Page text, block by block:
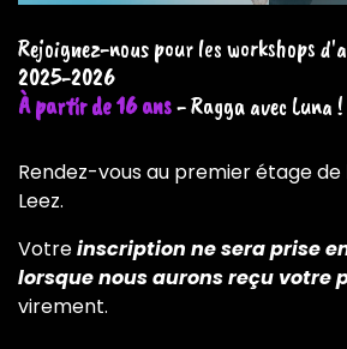
Rejoignez-nous pour les workshops
2025-2026
À partir de 16 ans- Ragga avec Luna !
Rendez-vous au premier étage
Leez.
Votreinscription ne sera prise
lorsque nous aurons reçu votre
virement.